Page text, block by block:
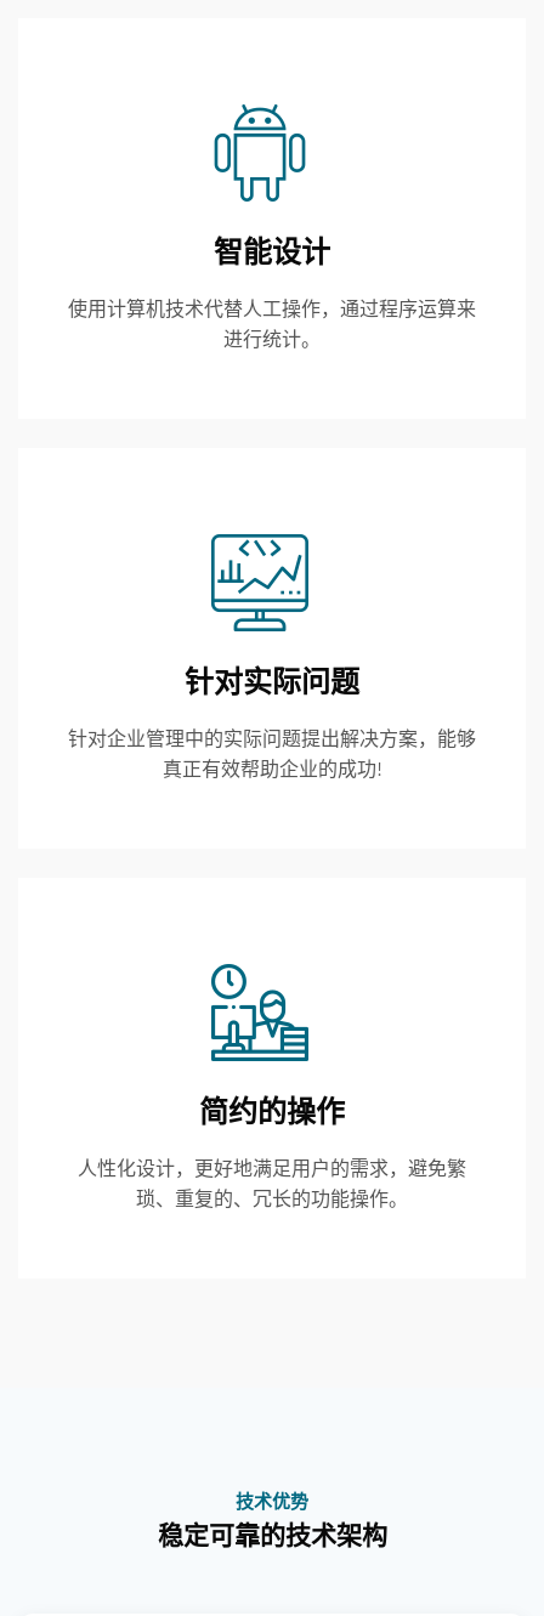
智能设计
使用计算机技术代替人工操作，通过程序运算来
进行统计。
针对实际问题
针对企业管理中的实际问题提出解决方案，能够
真正有效帮助企业的成功!
简约的操作
人性化设计，更好地满足用户的需求，避免繁
琐、重复的、冗长的功能操作。
技术优势
稳定可靠的技术架构